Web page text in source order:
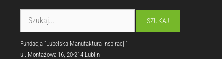
Fundacja "Lubelska Manufaktura Inspiracji"
ul. Montażowa 16, 20-214 Lublin